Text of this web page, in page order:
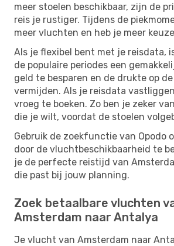
meer stoelen beschikbaar, zijn de
reis je rustiger. Tijdens de
meer vluchten en heb je meer
Als je flexibel bent met je reisdata,
de populaire periodes een
geld te besparen en de drukte op
vermijden. Als je reisdata
vroeg te boeken. Zo ben je zeker
die je wilt, voordat de stoelen
Gebruik de zoekfunctie van Opodo
door de vluchtbeschikbaarheid te
je de perfecte reistijd van
die past bij jouw planning.
Zoek betaalbare vluchten
Amsterdam naar Antalya
Je vlucht van Amsterdam naar